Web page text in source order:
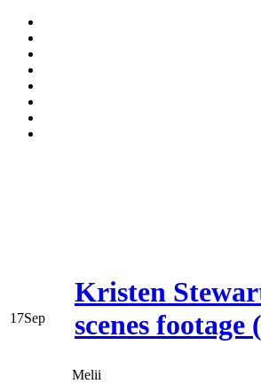
17Sep
Kristen
scenes footage
Melii